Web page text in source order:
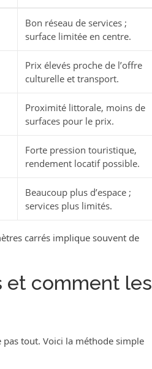
Bon réseau de services ;
surface limitée en centre.
Prix élevés proche de l’offre
culturelle et transport.
Proximité littorale, moins de
surfaces pour le prix.
Forte pression touristique,
rendement locatif possible.
Beaucoup plus d’espace ;
services plus limités.
carrés implique souvent de
et comment les
tout. Voici la méthode simple